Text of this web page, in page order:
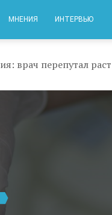
МНЕНИЯ ИНТЕРВЬЮ
врач перепутал